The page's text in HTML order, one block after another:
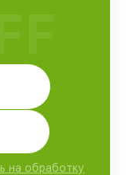
на обработку